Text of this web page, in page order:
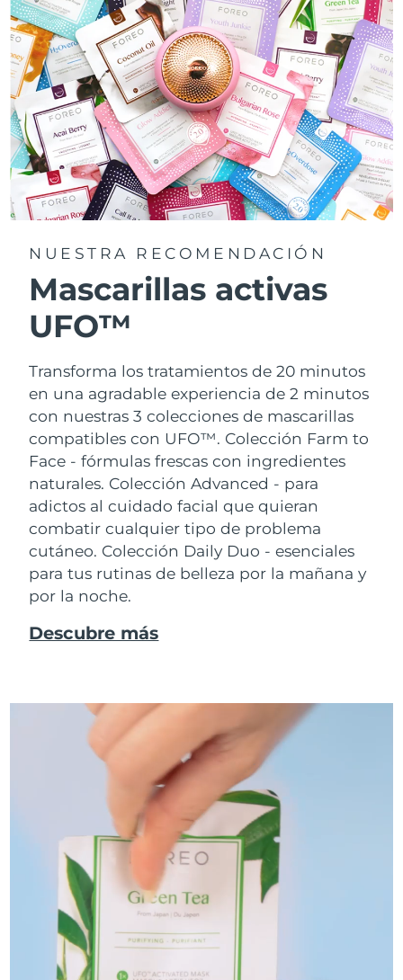
NUESTRA RECOMENDACIÓN
Mascarillas activas
UFO™
Transforma los tratamientos de 20 minutos
en una agradable experiencia de 2 minutos
con nuestras 3 colecciones de mascarillas
compatibles con UFO™. Colección Farm to
Face - fórmulas frescas con ingredientes
naturales. Colección Advanced - para
adictos al cuidado facial que quieran
combatir cualquier tipo de problema
cutáneo. Colección Daily Duo - esenciales
para tus rutinas de belleza por la mañana y
por la noche.
Descubre más